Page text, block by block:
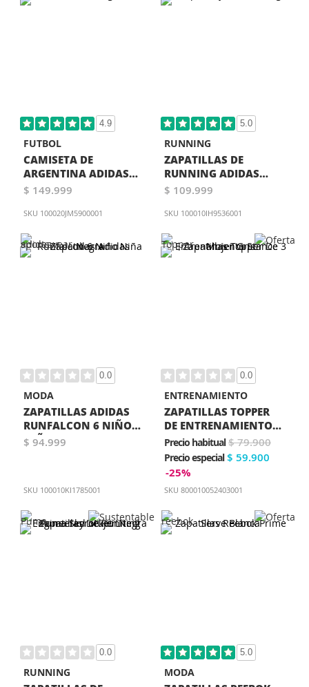
4.9
FUTBOL
CAMISETA DE
ARGENTINA ADIDAS
OFICIAL BLANCA
$ 149.999
SKU 100020JM5900001
5.0
RUNNING
ZAPATILLAS DE
RUNNING ADIDAS
RUNFALCON 6 MUJER
$ 109.999
SKU 100010IH9536001
0.0
MODA
ZAPATILLAS ADIDAS
RUNFALCON 6 NIÑO
NIÑA NEGRA
$ 94.999
SKU 100010KI1785001
0.0
ENTRENAMIENTO
ZAPATILLAS TOPPER
DE ENTRENAMIENTO
STANCE 3 MUJER GRIS
Precio habitual $ 79.900
Precio especial $ 59.900
-25%
SKU 800010052403001
0.0
RUNNING
5.0
MODA